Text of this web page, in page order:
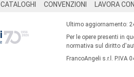
CATALOGHI CONVENZIONI LAVORA
Ultimo aggiornamento:
Per le opere presenti in
normativa sul diritto
FrancoAngeli s.r.l. P.IVA